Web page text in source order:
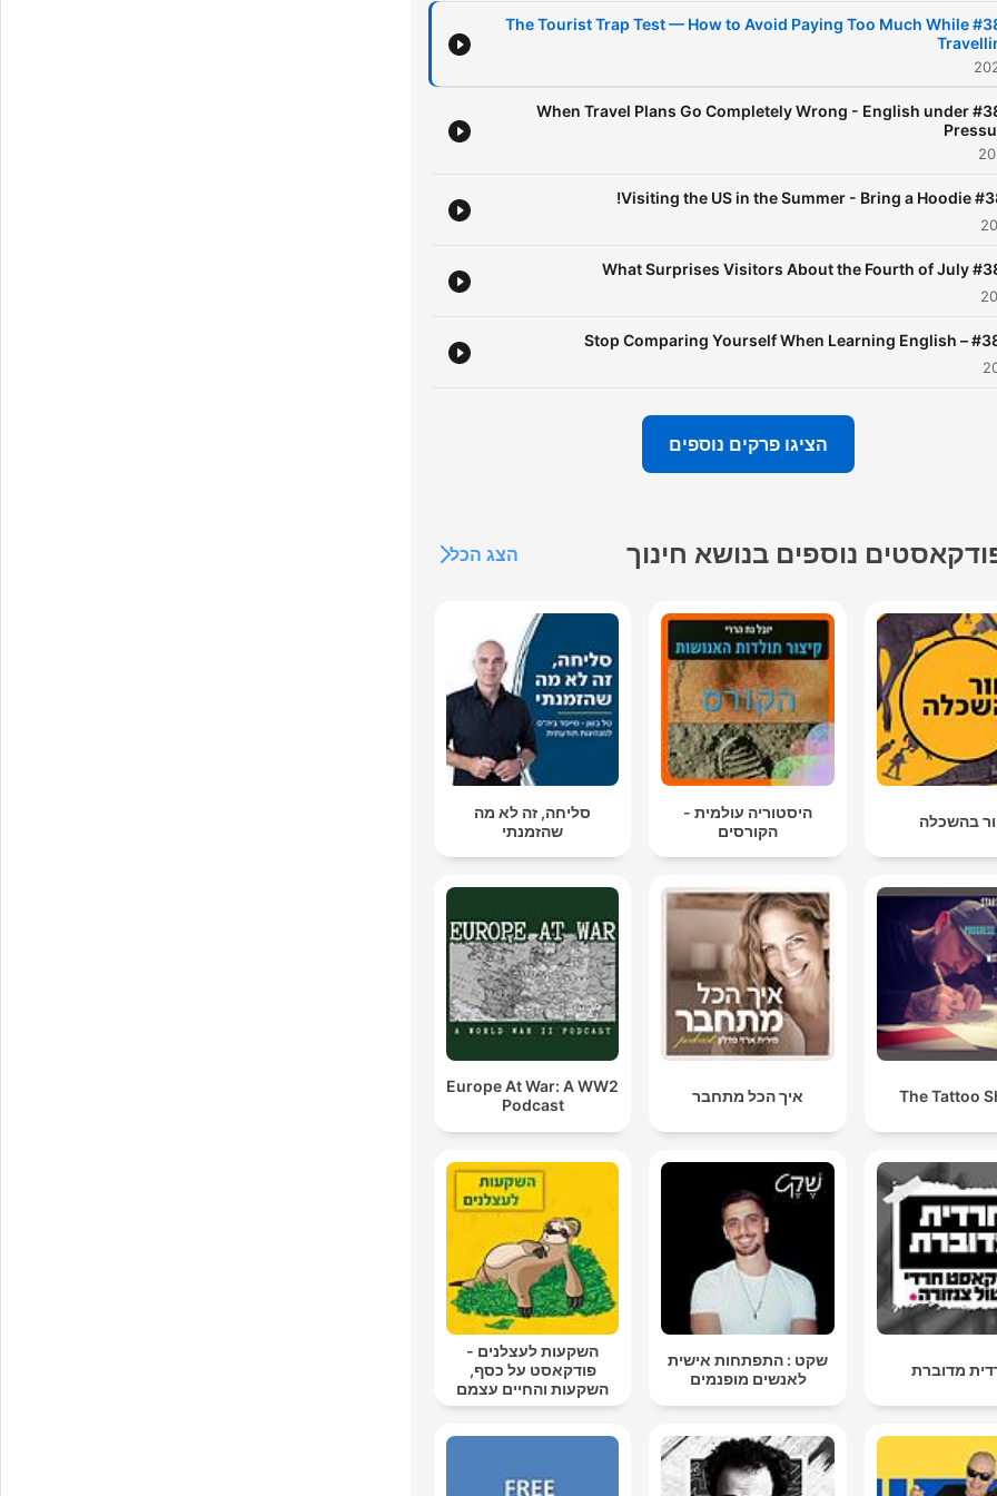
#386 The Tourist Trap Test — How to Avoid Paying Too Much While
#385 When Travel Plans Go Completely Wrong - English under
#384 Visiting the US in
#383 What Surprises
#382 – Stop Comparing
הציגו פרקים נוספים
נוספים בנושא חינוך הצג הכל
בהשכלה
היסטוריה עולמית -
הקורסים
סליחה, זה לא מה
שהזמנתי
The Tattoo איך הכל מתחבר
Europe At War: A WW2
Podcast
מדוברת
שקט : התפתחות אישית
לאנשים מופנמים
השקעות לעצלנים -
פודקאסט על כסף,
השקעות והחיים עצמם